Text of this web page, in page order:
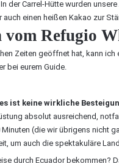
der Carrel-Hütte wurden
einen heißen Kakao zur
vom Refugio
Zeiten geöffnet hat, kann
bei eurem Guide.
ist keine wirkliche
absolut ausreichend,
(die wir übrigens nicht
um auch die spektakuläre
durch Ecuador bekommen?